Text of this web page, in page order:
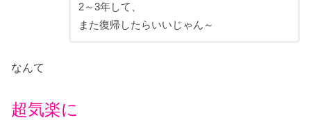
2～3年して、
また復帰したらいいじゃん～
なんて
超気楽に